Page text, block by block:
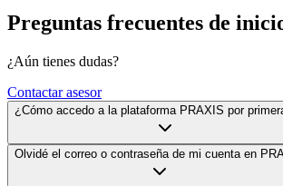
Preguntas frecuentes de
¿Aún tienes dudas?
Contactar asesor
¿Cómo accedo a la plataforma PRAXIS por
Olvidé el correo o contraseña de mi cuenta en